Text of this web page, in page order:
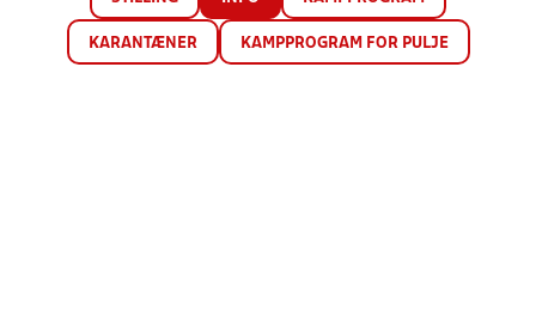
KARANTÆNER KAMPPROGRAM FOR PULJE